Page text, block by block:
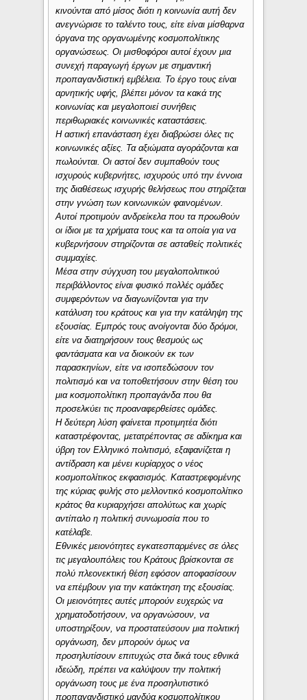
κινούνται από μίσος διότι η κοινωνία αυτή δεν
ανεγνώρισε το ταλέντο τους, είτε είναι μίσθαρνα
όργανα της οργανωμένης κοσμοπολίτικης
οργανώσεως. Οι μισθοφόροι αυτοί έχουν μια
συνεχή παραγωγή έργων με σημαντική
προπαγανδιστική εμβέλεια. Το έργο τους είναι
αρνητικής υφής, βλέπει μόνον τα κακά της
κοινωνίας και μεγαλοποιεί συνήθεις
περιθωριακές κοινωνικές καταστάσεις.
Η αστική επανάσταση έχει διαβρώσει όλες τις
κοινωνικές αξίες. Τα αξιώματα αγοράζονται και
πωλούνται. Οι αστοί δεν συμπαθούν τους
ισχυρούς κυβερνήτες, ισχυρούς υπό την έννοια
της διαθέσεως ισχυρής θελήσεως που στηρίζεται
στην γνώση των κοινωνικών φαινομένων.
Αυτοί προτιμούν ανδρείκελα που τα προωθούν
οι ίδιοι με τα χρήματα τους και τα οποία για να
κυβερνήσουν στηρίζονται σε ασταθείς πολιτικές
συμμαχίες.
Μέσα στην σύγχυση του μεγαλοπολιτικού
περιβάλλοντος είναι φυσικό πολλές ομάδες
συμφερόντων να διαγωνίζονται για την
κατάλυση του κράτους και για την κατάληψη της
εξουσίας. Εμπρός τους ανοίγονται δύο δρόμοι,
είτε να διατηρήσουν τους θεσμούς ως
φαντάσματα και να διοικούν εκ των
παρασκηνίων, είτε να ισοπεδώσουν τον
πολιτισμό και να τοποθετήσουν στην θέση του
μια κοσμοπολίτικη προπαγάνδα που θα
προσελκύει τις προαναφερθείσες ομάδες.
Η δεύτερη λύση φαίνεται προτιμητέα διότι
καταστρέφοντας, μετατρέποντας σε αδίκημα και
ύβρη τον Ελληνικό πολιτισμό, εξαφανίζεται η
αντίδραση και μένει κυρίαρχος ο νέος
κοσμοπολίτικος εκφασισμός. Καταστρεφομένης
της κύριας φυλής στο μελλοντικό κοσμοπολίτικο
κράτος θα κυριαρχήσει απολύτως και χωρίς
αντίπαλο η πολιτική συνωμοσία που το
κατέλαβε.
Εθνικές μειονότητες εγκατεσπαρμένες σε όλες
τις μεγαλουπόλεις του Κράτους βρίσκονται σε
πολύ πλεονεκτική θέση εφόσον αποφασίσουν
να επέμβουν για την κατάκτηση της εξουσίας.
Οι μειονότητες αυτές μπορούν ευχερώς να
χρηματοδοτήσουν, να οργανώσουν, να
υποστηρίξουν, να προστατεύσουν μια πολιτική
οργάνωση, δεν μπορούν όμως να
προσηλυτίσουν επιτυχώς στα δικά τους εθνικά
ιδεώδη, πρέπει να καλύψουν την πολιτική
οργάνωση τους με ένα προσηλυτιστικό
προπαγανδιστικό μανδύα κοσμοπολίτικου